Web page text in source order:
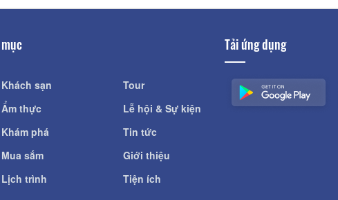
Khách sạn
Ẩm thực
Khám phá
Mua sắm
Lịch trình
Tour
Lễ hội & Sự kiện
Tin tức
Giới thiệu
Tiện ích
Tải ứng dụng